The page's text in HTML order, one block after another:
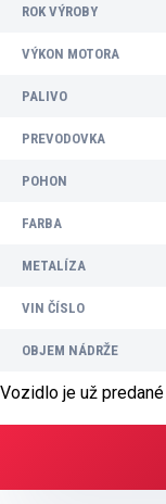
ROK VÝROBY
VÝKON MOTORA
PALIVO
PREVODOVKA
POHON
FARBA
METALÍZA
VIN ČÍSLO
OBJEM NÁDRŽE
Vozidlo je už predané